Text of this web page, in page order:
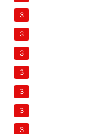
3
3
3
3
3
3
3